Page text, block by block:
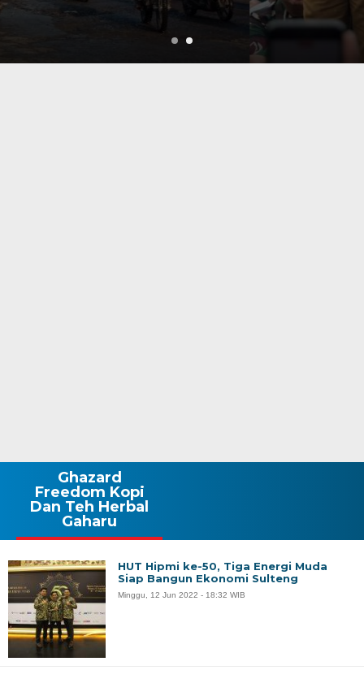
Ghazard
Freedom Kopi
Dan Teh Herbal
Gaharu
HUT Hipmi ke-50, Tiga Energi Muda
Siap Bangun Ekonomi Sulteng
Minggu, 12 Jun 2022 - 18:32 WIB